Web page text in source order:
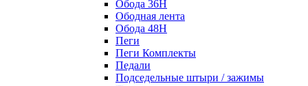
Обода 36H
Ободная лента
Обода 48H
Пеги
Пеги Комплекты
Педали
Подседельные штыри / зажимы